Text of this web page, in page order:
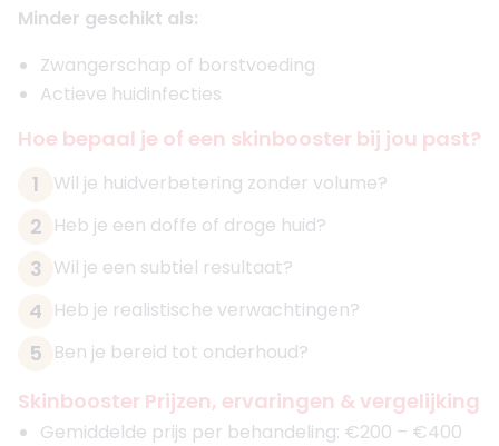
Minder geschikt als:
Zwangerschap of borstvoeding
Actieve huidinfecties
Hoe bepaal je of een skinbooster bij jou past?
1
Wil je huidverbetering zonder volume?
2 Heb je een doffe of droge huid?
3 Wil je een subtiel resultaat?
4 Heb je realistische verwachtingen?
5 Ben je bereid tot onderhoud?
Skinbooster Prijzen, ervaringen & vergelijking
Gemiddelde prijs per behandeling: €200 – €400